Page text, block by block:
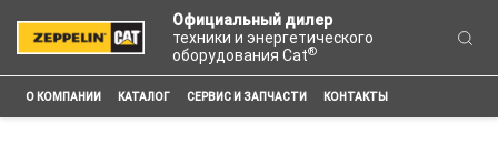
Официальный дилер
техники и энергетического
оборудования Cat®
О КОМПАНИИ КАТАЛОГ СЕРВИС И ЗАПЧАСТИ КОНТАКТЫ